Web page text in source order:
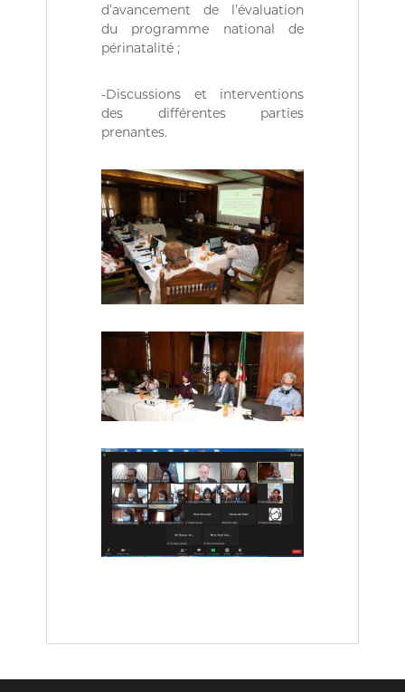
d’avancement de l’évaluation
du programme national de
périnatalité ;
-Discussions et interventions
des différentes parties
prenantes.